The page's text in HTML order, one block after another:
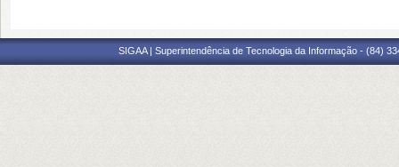
SIGAA | Superintendência de Tecnologia da Informação - (84)